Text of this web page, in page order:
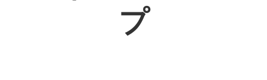
プ